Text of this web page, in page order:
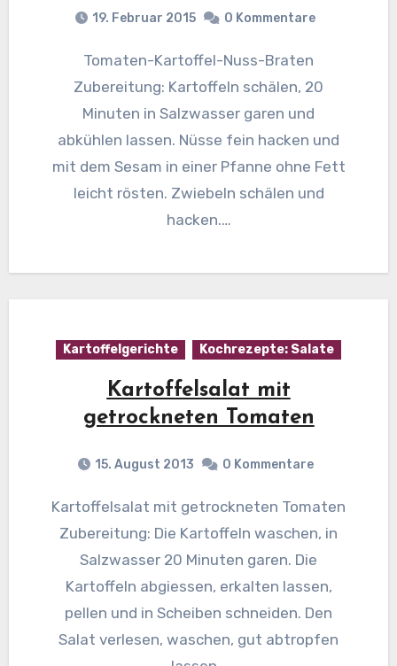
19. Februar 2015 0 Kommentare
Tomaten-Kartoffel-Nuss-Braten
Zubereitung: Kartoffeln schälen, 20
Minuten in Salzwasser garen und
abkühlen lassen. Nüsse fein hacken und
mit dem Sesam in einer Pfanne ohne Fett
leicht rösten. Zwiebeln schälen und
hacken.…
Kartoffelgerichte Kochrezepte: Salate
Kartoffelsalat mit
getrockneten Tomaten
15. August 2013 0 Kommentare
Kartoffelsalat mit getrockneten Tomaten
Zubereitung: Die Kartoffeln waschen, in
Salzwasser 20 Minuten garen. Die
Kartoffeln abgiessen, erkalten lassen,
pellen und in Scheiben schneiden. Den
Salat verlesen, waschen, gut abtropfen